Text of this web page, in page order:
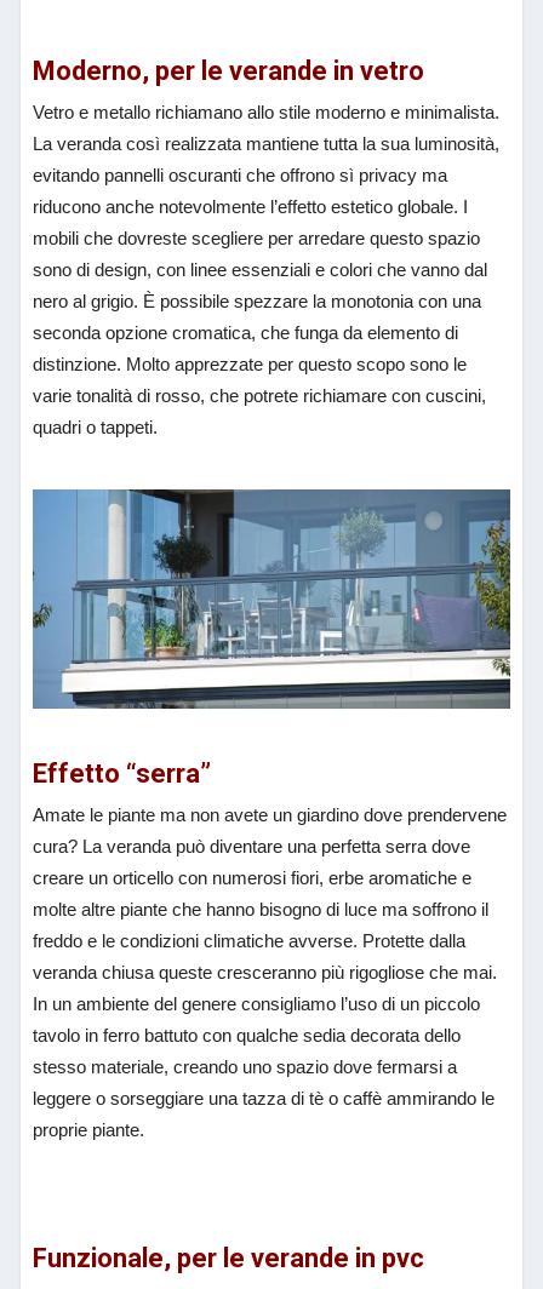
Moderno, per le verande in vetro
Vetro e metallo richiamano allo stile moderno e minimalista.
La veranda così realizzata mantiene tutta la sua luminosità,
evitando pannelli oscuranti che offrono sì privacy ma
riducono anche notevolmente l’effetto estetico globale. I
mobili che dovreste scegliere per arredare questo spazio
sono di design, con linee essenziali e colori che vanno dal
nero al grigio. È possibile spezzare la monotonia con una
seconda opzione cromatica, che funga da elemento di
distinzione. Molto apprezzate per questo scopo sono le
varie tonalità di rosso, che potrete richiamare con cuscini,
quadri o tappeti.
Effetto “serra”
Amate le piante ma non avete un giardino dove prendervene
cura? La veranda può diventare una perfetta serra dove
creare un orticello con numerosi fiori, erbe aromatiche e
molte altre piante che hanno bisogno di luce ma soffrono il
freddo e le condizioni climatiche avverse. Protette dalla
veranda chiusa queste cresceranno più rigogliose che mai.
In un ambiente del genere consigliamo l’uso di un piccolo
tavolo in ferro battuto con qualche sedia decorata dello
stesso materiale, creando uno spazio dove fermarsi a
leggere o sorseggiare una tazza di tè o caffè ammirando le
proprie piante.
Funzionale, per le verande in pvc